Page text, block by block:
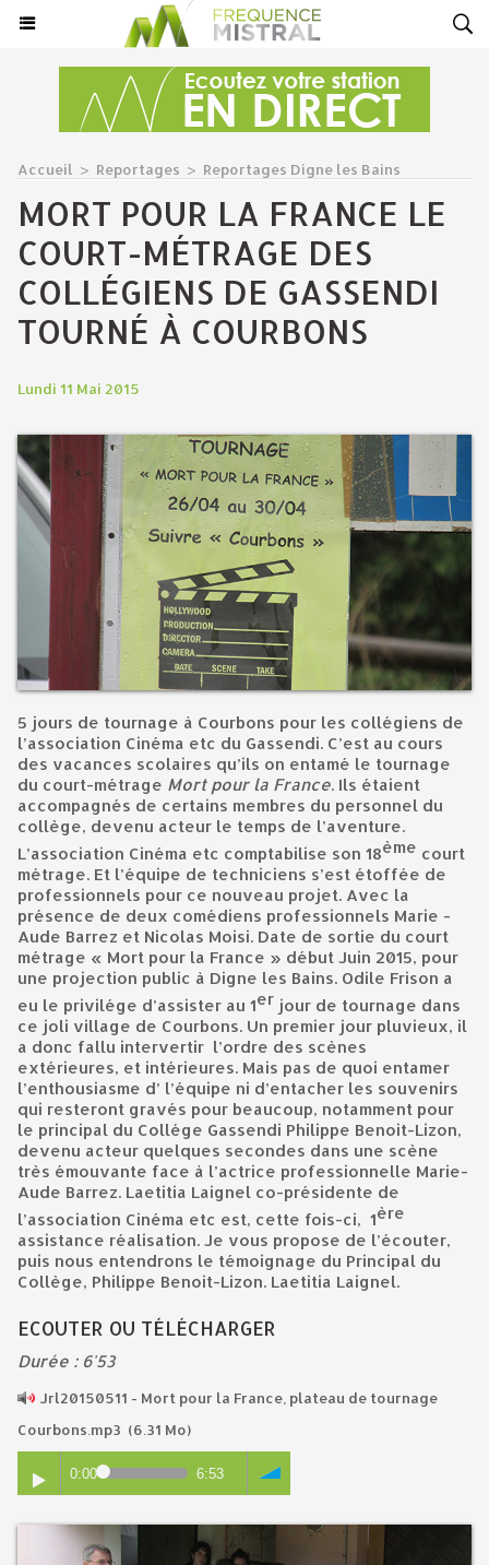
Accueil > Reportages > Reportages Digne les Bains
MORT POUR LA FRANCE LE
COURT-MÉTRAGE DES
COLLÉGIENS DE GASSENDI
TOURNÉ À COURBONS
Lundi 11 Mai 2015
5 jours de tournage à Courbons pour les collégiens de
l’association Cinéma etc du Gassendi. C’est au cours
des vacances scolaires qu’ils on entamé le tournage
du court-métrage Mort pour la France. Ils étaient
accompagnés de certains membres du personnel du
collège, devenu acteur le temps de l’aventure.
L’association Cinéma etc comptabilise son 18ème court
métrage. Et l’équipe de techniciens s’est étoffée de
professionnels pour ce nouveau projet. Avec la
présence de deux comédiens professionnels Marie -
Aude Barrez et Nicolas Moisi. Date de sortie du court
métrage « Mort pour la France » début Juin 2015, pour
une projection public à Digne les Bains. Odile Frison a
eu le privilége d’assister au 1er jour de tournage dans
ce joli village de Courbons. Un premier jour pluvieux, il
a donc fallu intervertir l’ordre des scènes
extérieures, et intérieures. Mais pas de quoi entamer
l’enthousiasme d’ l’équipe ni d’entacher les souvenirs
qui resteront gravés pour beaucoup, notamment pour
le principal du Collége Gassendi Philippe Benoit-Lizon,
devenu acteur quelques secondes dans une scène
très émouvante face à l’actrice professionnelle Marie-
Aude Barrez. Laetitia Laignel co-présidente de
l’association Cinéma etc est, cette fois-ci, 1ère
assistance réalisation. Je vous propose de l’écouter,
puis nous entendrons le témoignage du Principal du
Collège, Philippe Benoit-Lizon. Laetitia Laignel.
ECOUTER OU TÉLÉCHARGER
Durée : 6'53
Jrl20150511 - Mort pour la France, plateau de tournage
Courbons.mp3 (6.31 Mo)
0:00 6:53